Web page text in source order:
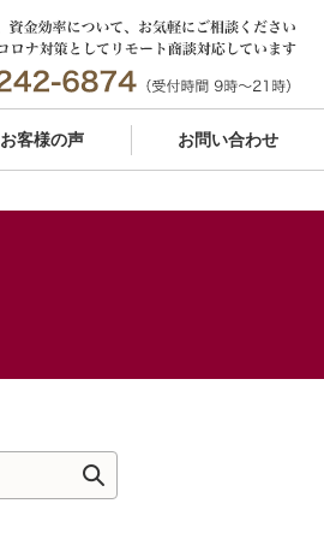
お客様の声 お問い合わせ